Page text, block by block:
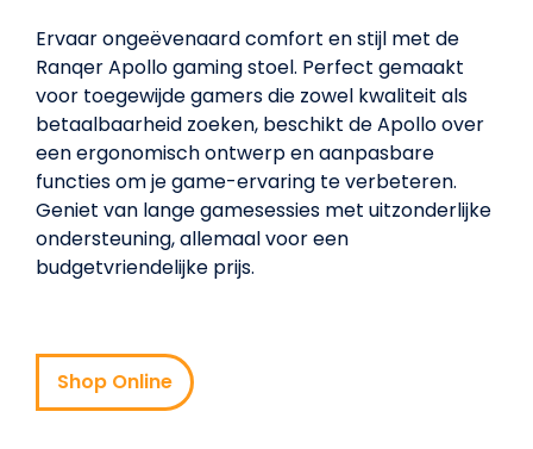
Ervaar ongeëvenaard comfort en stijl met de
Ranqer Apollo gaming stoel. Perfect gemaakt
voor toegewijde gamers die zowel kwaliteit als
betaalbaarheid zoeken, beschikt de Apollo over
een ergonomisch ontwerp en aanpasbare
functies om je game-ervaring te verbeteren.
Geniet van lange gamesessies met uitzonderlijke
ondersteuning, allemaal voor een
budgetvriendelijke prijs.
Shop Online